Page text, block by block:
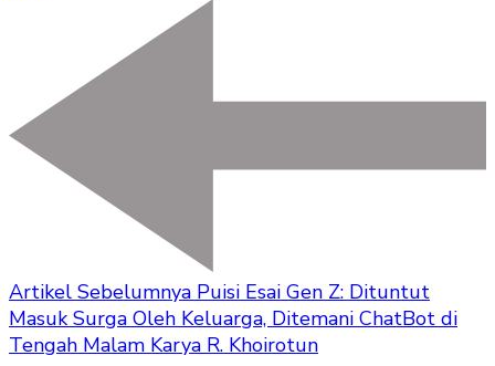
Artikel Sebelumnya Puisi Esai Gen Z: Dituntut
Masuk Surga Oleh Keluarga, Ditemani ChatBot di
Tengah Malam Karya R. Khoirotun